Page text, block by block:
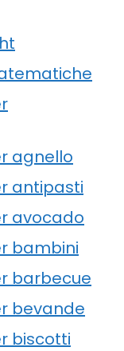
agnello
antipasti
avocado
bambini
barbecue
bevande
biscotti